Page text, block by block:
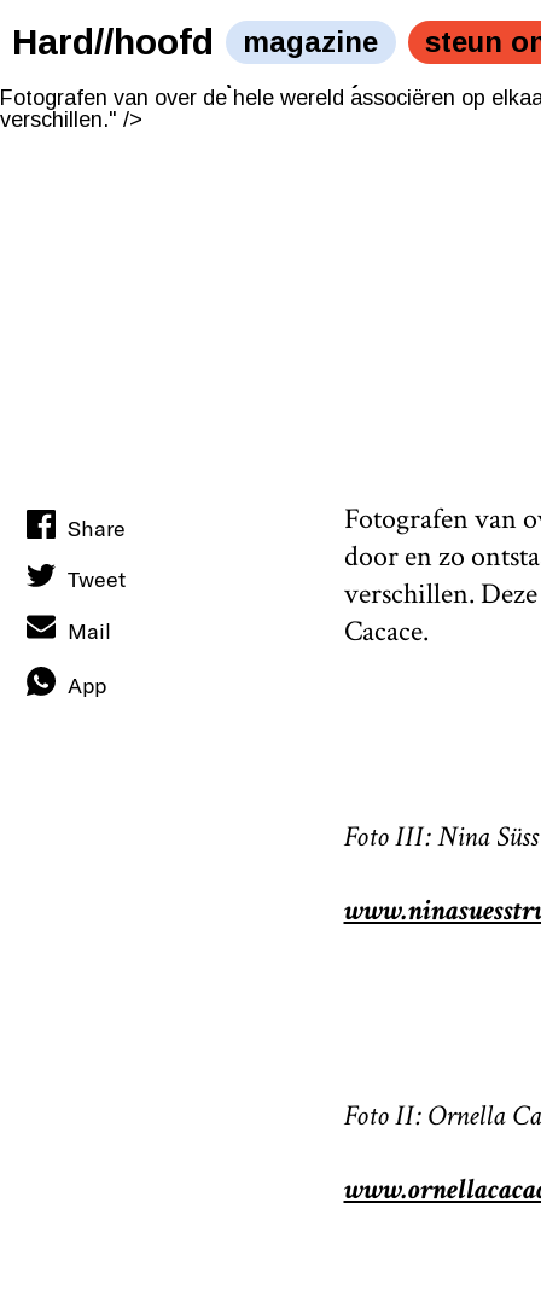
Fotografen van over de hele wereld associëren op
verschillen." />
Fotografen van over de hele wereld associëren op
verschillen." />
Hard//hoofd magazine steun
Fotografen van
door en zo
verschillen.
Cacace.
Foto III: Nina
Foto II: Ornella
Share
Tweet
Mail
App